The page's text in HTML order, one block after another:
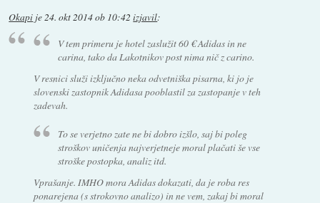
Okapi je24. okt 2014 ob 10:42 izjavil:
V tem primeru je hotel zaslužit 60 € Adidas in ne
carina, tako da Lakotnikov post nima nič z carino.
V resnici služi izključno neka odvetniška pisarna, ki jo je
slovenski zastopnik Adidasa pooblastil za zastopanje v teh
zadevah.
To se verjetno zate ne bi dobro izšlo, saj bi poleg
stroškov uničenja najverjetneje moral plačati še vse
stroške postopka, analiz itd.
Vprašanje. IMHO mora Adidas dokazati, da je roba res
ponarejena (s strokovno analizo) in ne vem, zakaj bi moral